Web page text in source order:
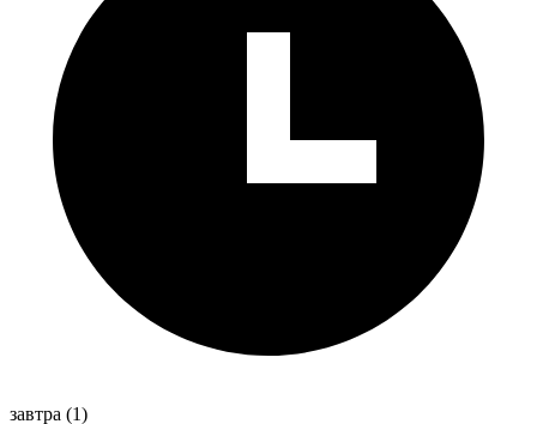
завтра (1)